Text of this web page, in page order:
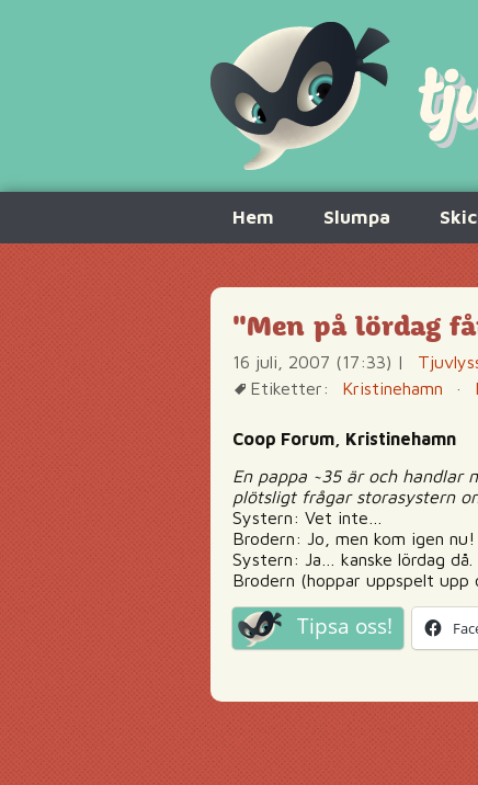
innehåll
Hem Slumpa
"Men på lördag
16 juli, 2007 (17:33) |
Etiketter:
Kristinehamn ·
Coop Forum, Kristinehamn
En pappa ~35 är och handlar
plötsligt frågar storasystern
Systern: Vet inte…
Brodern: Jo, men kom igen
Systern: Ja… kanske lördag då.
Brodern (hoppar uppspelt
Tipsa oss!